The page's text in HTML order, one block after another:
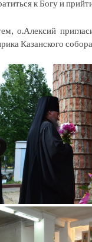
к Богу и
о.Алексий
Казанского